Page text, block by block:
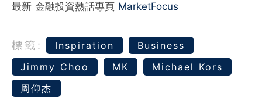
最新 金融投資熱話專頁 MarketFocus
標籤: Inspiration
Business
Jimmy Choo
MK
Michael Kors
周仰杰